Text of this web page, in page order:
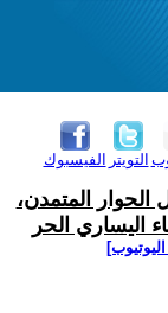
الفيسبوك التويتر
الحوار المتمدن،
اليساري الحر